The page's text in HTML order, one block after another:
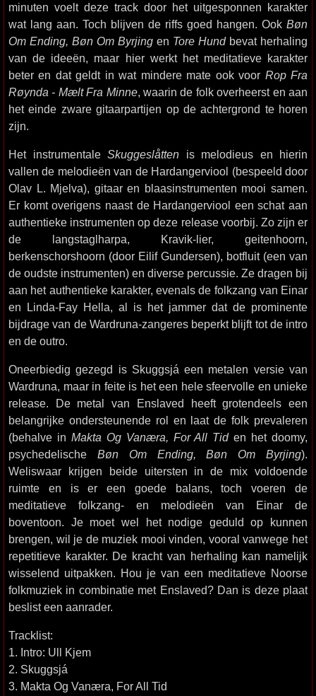
minuten voelt deze track door het uitgesponnen karakter
wat lang aan. Toch blijven de riffs goed hangen. Ook Bøn
Om Ending, Bøn Om Byrjing en Tore Hundbevat herhaling
van de ideeën, maar hier werkt het meditatieve karakter
beter en dat geldt in wat mindere mate ook voor Rop Fra
Røynda - Mælt Fra Minne, waarin de folk overheerst en aan
het einde zware gitaarpartijen op de achtergrond te horen
zijn.
Het instrumentale Skuggeslåtten is melodieus en hierin
vallen de melodieën van de Hardangerviool (bespeeld door
Olav L. Mjelva), gitaar en blaasinstrumenten mooi samen.
Er komt overigens naast de Hardangerviool een schat aan
authentieke instrumenten op deze release voorbij. Zo zijn er
de langstaglharpa, Kravik-lier, geitenhoorn,
berkenschorshoorn (door Eilif Gundersen), botfluit (een van
de oudste instrumenten) en diverse percussie. Ze dragen bij
aan het authentieke karakter, evenals de folkzang van Einar
en Linda-Fay Hella, al is het jammer dat de prominente
bijdrage van de Wardruna-zangeres beperkt blijft tot de intro
en de outro.
Oneerbiedig gezegd is Skuggsjá een metalen versie van
Wardruna, maar in feite is het een hele sfeervolle en unieke
release. De metal van Enslaved heeft grotendeels een
belangrijke ondersteunende rol en laat de folk prevaleren
(behalve in Makta Og Vanæra, For All Tiden het doomy,
psychedelische Bøn Om Ending, Bøn Om Byrjing).
Weliswaar krijgen beide uitersten in de mix voldoende
ruimte en is er een goede balans, toch voeren de
meditatieve folkzang- en melodieën van Einar de
boventoon. Je moet wel het nodige geduld op kunnen
brengen, wil je de muziek mooi vinden, vooral vanwege het
repetitieve karakter. De kracht van herhaling kan namelijk
wisselend uitpakken. Hou je van een meditatieve Noorse
folkmuziek in combinatie met Enslaved? Dan is deze plaat
beslist een aanrader.
Tracklist:
1. Intro: Ull Kjem
2. Skuggsjá
3. Makta Og Vanæra, For All Tid